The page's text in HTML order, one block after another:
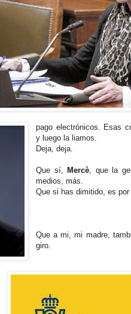
pago electrónicos. Esas
y luego la liamos.
Deja, deja.
Que sí, Mercè , que la
medios, más.
Que si has dimitido, es por
Que a mi, mi madre,
giro.